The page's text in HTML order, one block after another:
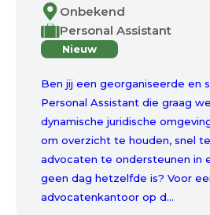
Onbekend
Personal Assistant
Nieuw
Ben jij een georganiseerde en
Personal Assistant die graag
dynamische juridische
om overzicht te houden, snel
advocaten te ondersteunen in
geen dag hetzelfde is? Voor
advocatenkantoor op d...